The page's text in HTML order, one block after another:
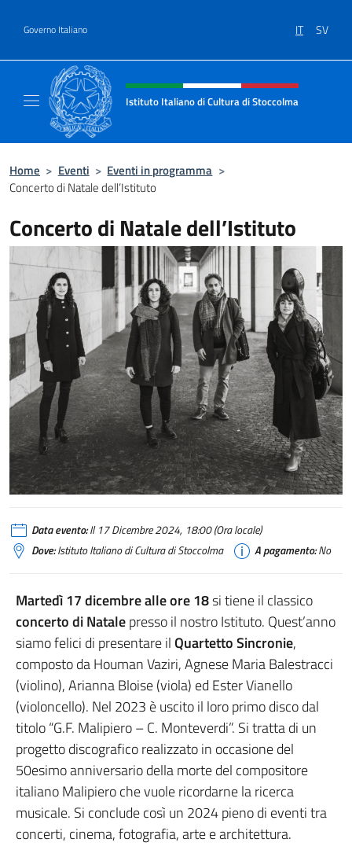
Governo Italiano IT SV
Intestazione sito, social e menù
Istituto Italiano di Cultura di Stoccolma
Home > Eventi > Eventi in programma >
Concerto di Natale dell’Istituto
Concerto di Natale dell’Istituto
Data evento:Il 17 Dicembre 2024, 18:00 (Ora locale)
Dove:Istituto Italiano di Cultura di Stoccolma A pagamento:No
Martedì 17 dicembre alle ore 18si tiene il classico
concerto di Natalepresso il nostro Istituto. Quest’anno
siamo felici di presentare ilQuartetto Sincronie,
composto da Houman Vaziri, Agnese Maria Balestracci
(violino), Arianna Bloise (viola) ed Ester Vianello
(violoncello). Nel 2023 è uscito il loro primo disco dal
titolo “G.F. Malipiero – C. Monteverdi”. Si tratta di un
progetto discografico realizzato in occasione del
50esimo anniversario della morte del compositore
italiano Malipiero che vuole ricordarne la ricerca
musicale. Si conclude così un 2024 pieno di eventi tra
concerti, cinema, fotografia, arte e architettura.